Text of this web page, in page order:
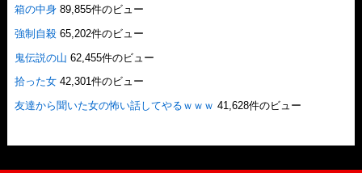
箱の中身 89,855件のビュー
強制自殺 65,202件のビュー
鬼伝説の山 62,455件のビュー
拾った女 42,301件のビュー
友達から聞いた女の怖い話してやるｗｗｗ 41,628件のビュー